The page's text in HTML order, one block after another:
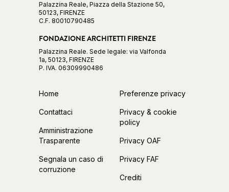
Palazzina Reale, Piazza della Stazione 50,
50123, FIRENZE
C.F. 80010790485
FONDAZIONE ARCHITETTI FIRENZE
Palazzina Reale. Sede legale: via Valfonda
1a, 50123, FIRENZE
P. IVA. 06309990486
Home
Contattaci
Amministrazione
Trasparente
Segnala un caso di
corruzione
Preferenze privacy
Privacy & cookie
policy
Privacy OAF
Privacy FAF
Crediti